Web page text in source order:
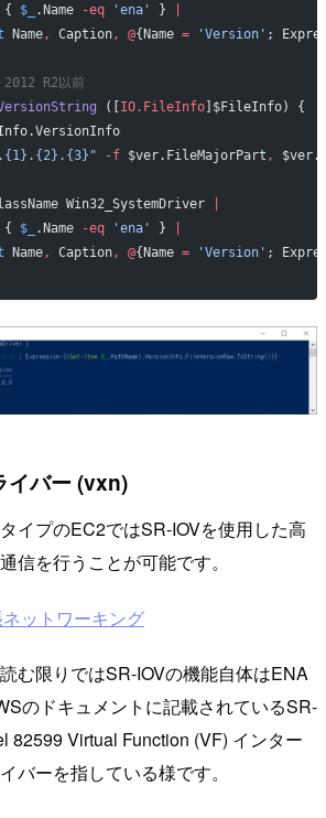
{ $_ .Name -eq 'ena' }
Name, Caption, @{Name = 'Version' ;
R2以前
([IO.FileInfo]$FileInfo) {
-f $ver.FileMajorPart ,
Win32_SystemDriver
{ $_ .Name -eq 'ena' }
Name, Caption, @{Name = 'Version' ;
イバー (vxn)
イプのEC2ではSR-IOVを使用した高
信を行うことが可能です。
ットワーキング
む限りではSR-IOVの機能自体はENA
のドキュメントに記載されているSR-
82599 Virtual Function (VF) インター
バーを指している様です。